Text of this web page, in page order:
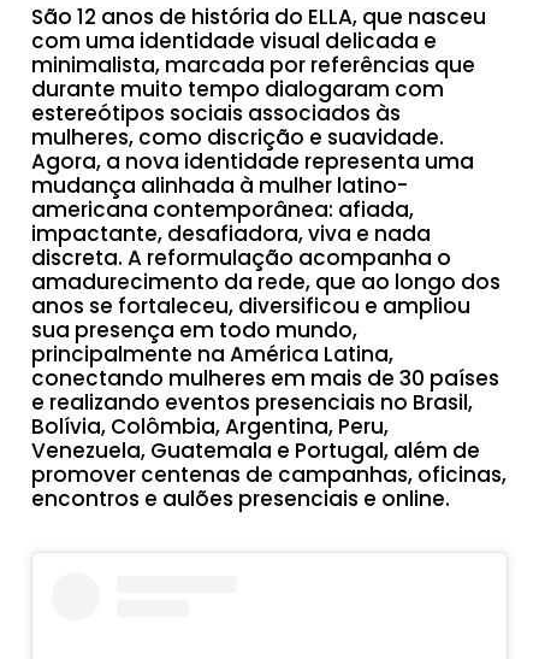
São 12 anos de história do ELLA, que nasceu
com uma identidade visual delicada e
minimalista, marcada por referências que
durante muito tempo dialogaram com
estereótipos sociais associados às
mulheres, como discrição e suavidade.
Agora, a nova identidade representa uma
mudança alinhada à mulher latino-
americana contemporânea: afiada,
impactante, desafiadora, viva e nada
discreta. A reformulação acompanha o
amadurecimento da rede, que ao longo dos
anos se fortaleceu, diversificou e ampliou
sua presença em todo mundo,
principalmente na América Latina,
conectando mulheres em mais de 30 países
e realizando eventos presenciais no Brasil,
Bolívia, Colômbia, Argentina, Peru,
Venezuela, Guatemala e Portugal, além de
promover centenas de campanhas, oficinas,
encontros e aulões presenciais e online.